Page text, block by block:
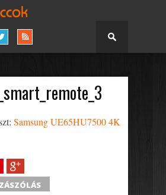
Samsung UE65HU7500 4K
SHARE